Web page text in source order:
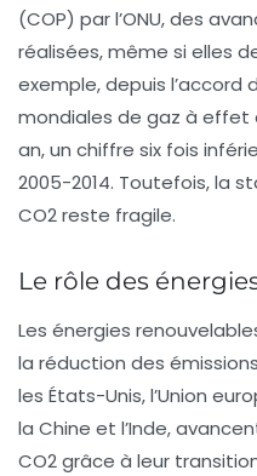
(COP) par l’ONU, des
réalisées, même si elles
exemple, depuis l’accord
mondiales de gaz à effet
an, un chiffre six fois
2005-2014. Toutefois, la
CO2 reste fragile.
Le rôle des
Les énergies
la réduction des
les États-Unis, l’Union
la Chine et l’Inde,
CO2 grâce à leur